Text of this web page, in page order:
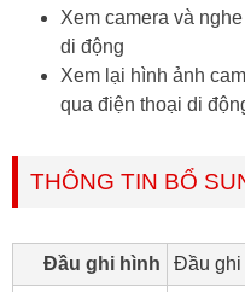
Xem camera và
di động
Xem lại hình ảnh
qua điện thoại di
THÔNG TIN BỔ
Đầu ghi hình Đầu ghi